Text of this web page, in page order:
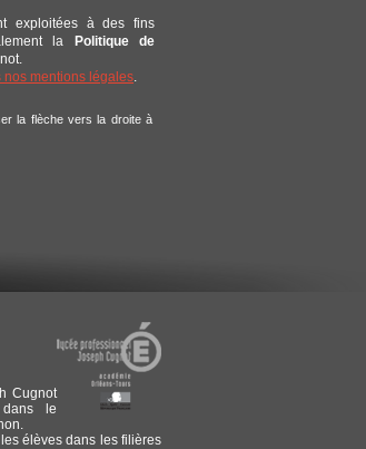
exploitées à des fins
la
Politique de
mentions légales.
la flèche vers la droite à
Cugnot
le
élèves dans les filières